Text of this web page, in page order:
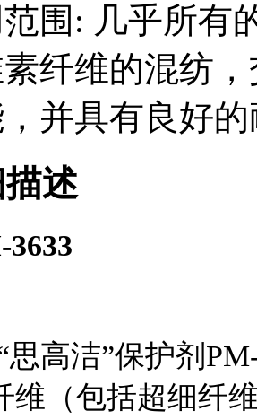
围: 几乎所有
纤维的混纺
并具有良好
述
思高洁”保护剂
维（包括超细纤